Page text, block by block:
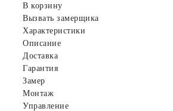
В корзину
Вызвать замерщика
Характеристики
Описание
Доставка
Гарантия
Замер
Монтаж
Управление